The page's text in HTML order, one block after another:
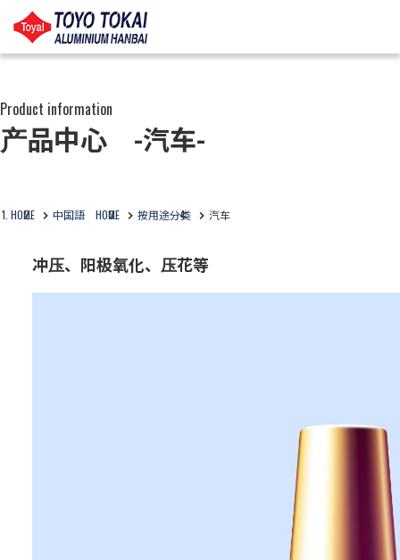
Product information
产品中心 -汽车-
HOME 中国語 HOME 按用途分类 汽车
冲压、阳极氧化、压花等
现出色，有助于提高包装材料和构